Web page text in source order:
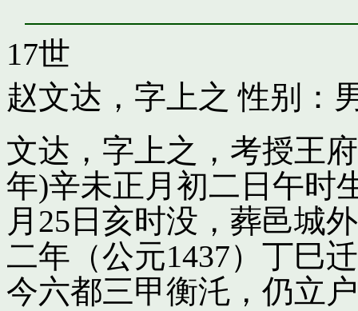
17世
赵文达，字上之 性别：
文达，字上之，考授王
年)辛未正月初二日午时
月25日亥时没，葬邑城
二年（公元1437）丁巳
今六都三甲衡汑，仍立